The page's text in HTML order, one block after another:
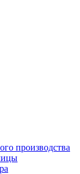
производства